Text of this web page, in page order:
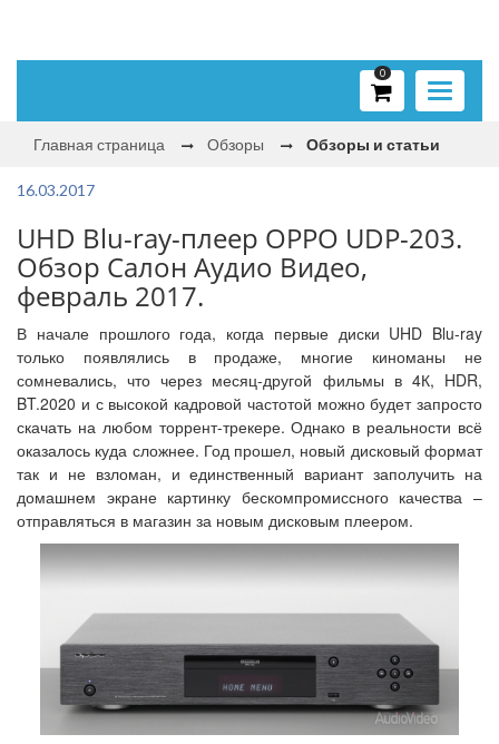
Toggle
0
Главная страница Обзоры Обзоры и статьи
16.03.2017
UHD Blu-ray-плеер OPPO UDP-203.
Обзор Салон Аудио Видео,
февраль 2017.
В начале прошлого года, когда первые диски UHD Blu-ray
только появлялись в продаже, многие киноманы не
сомневались, что через месяц-другой фильмы в 4К, HDR,
BT.2020 и с высокой кадровой частотой можно будет запросто
скачать на любом торрент-трекере. Однако в реальности всё
оказалось куда сложнее. Год прошел, новый дисковый формат
так и не взломан, и единственный вариант заполучить на
домашнем экране картинку бескомпромиссного качества –
отправляться в магазин за новым дисковым плеером.